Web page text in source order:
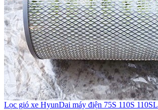
Lọc gió xe HyunDai máy điện 75S 110S 110SL